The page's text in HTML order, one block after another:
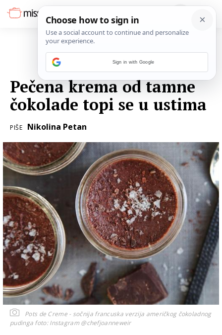
Pečena krema od tamne
čokolade topi se u ustima
PIŠE Nikolina Petan
Pots de Creme - sočnija francuska verzija američkog čokoladnog
pudinga foto: Instagram @chefjoanneweir
Sign in with Google